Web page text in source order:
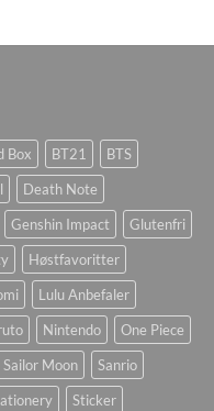
Box BT21
BTS
Death Note
Genshin Impact
Glutenfri
Høstfavoritter
Lulu Anbefaler
Nintendo
One Piece
Sailor Moon
Sanrio
Sticker